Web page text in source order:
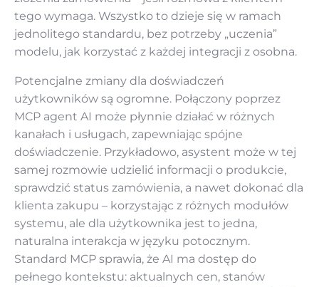
tego wymaga. Wszystko to dzieje się w ramach
jednolitego standardu, bez potrzeby „uczenia”
modelu, jak korzystać z każdej integracji z osobna.
Potencjalne zmiany dla doświadczeń
użytkowników są ogromne. Połączony poprzez
MCP agent AI może płynnie działać w różnych
kanałach i usługach, zapewniając spójne
doświadczenie. Przykładowo, asystent może w tej
samej rozmowie udzielić informacji o produkcie,
sprawdzić status zamówienia, a nawet dokonać dla
klienta zakupu – korzystając z różnych modułów
systemu, ale dla użytkownika jest to jedna,
naturalna interakcja w języku potocznym.
Standard MCP sprawia, że AI ma dostęp do
pełnego kontekstu: aktualnych cen, stanów